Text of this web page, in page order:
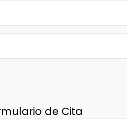
de Cita